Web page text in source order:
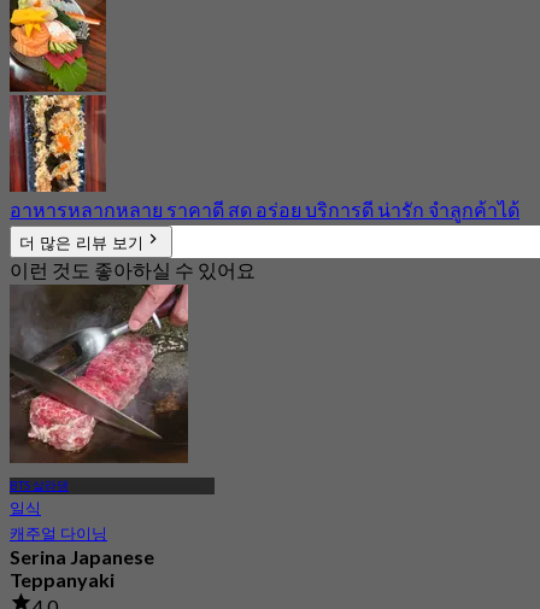
อาหารหลากหลาย ราคาดี สด อร่อย บริการดี น่ารัก จำลูกค้าได้
더 많은 리뷰 보기
이런 것도 좋아하실 수 있어요
BTS 살라댕
일식
캐주얼 다이닝
Serina Japanese
Teppanyaki